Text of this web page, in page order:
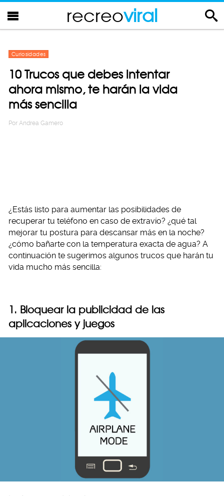
recreoviral
Curiosidades
10 Trucos que debes intentar
ahora mismo, te harán la vida
más sencilla
Por Andrea Gamero
¿Estás listo para aumentar las posibilidades de
recuperar tu teléfono en caso de extravío? ¿qué tal
mejorar tu postura para descansar más en la noche?
¿cómo bañarte con la temperatura exacta de agua? A
continuación te sugerimos algunos trucos que harán tu
vida mucho más sencilla:
1. Bloquear la publicidad de las
aplicaciones y juegos